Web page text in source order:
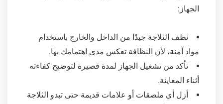
الجهاز:
نظف الثلاجة جيدًا من الداخل والخارج باستخدام
مواد آمنة، لأن النظافة تعكس مدى اهتمامك بها.
تأكد من تشغيل الجهاز لمدة قصيرة لتوضيح كفاءته
أثناء المعاينة.
أزل أي ملصقات أو علامات قديمة حتى تبدو الثلاجة